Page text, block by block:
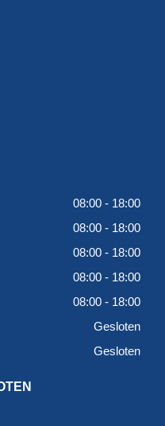
08:00 - 18:00
08:00 - 18:00
08:00 - 18:00
08:00 - 18:00
08:00 - 18:00
Gesloten
Gesloten